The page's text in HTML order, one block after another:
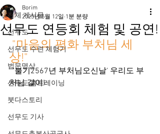
전체 게시물
선무도
선무도 수련 체험기
법문명상
선무도 홈트레이닝
붓다스토리
선무도 기사
선무도 연등회 체험 및 공연!
Borim
2023년 5월 12일 1분 분량
"마음의 평화 부처님 세
상!"
  '불기2567년 부처님오신날' 우리도 부
처님 같이!